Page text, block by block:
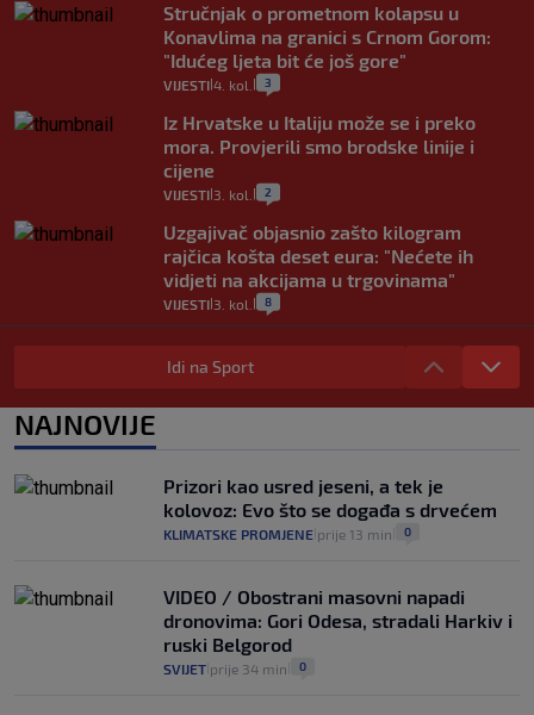
Stručnjak o prometnom kolapsu u
Konavlima na granici s Crnom Gorom:
"Idućeg ljeta bit će još gore"
VIJESTI 4. kol. 3
Iz Hrvatske u Italiju može se i preko
mora. Provjerili smo brodske linije i
cijene
VIJESTI 3. kol. 2
Uzgajivač objasnio zašto kilogram
rajčica košta deset eura: "Nećete ih
vidjeti na akcijama u trgovinama"
VIJESTI 3. kol. 8
Selidba je jedno od stresnijih iskustava.
Evo aktualnih cijena i nekoliko savjeta
0
automobilom na Hvar iz Zagreba, a
koliko iz Osijeka
14
Idi na Sport
NAJNOVIJE
Prizori kao usred jeseni, a tek je
kolovoz: Evo što se događa s drvećem
KLIMATSKE PROMJENE prije 13 min 0
VIDEO / Obostrani masovni napadi
dronovima: Gori Odesa, stradali Harkiv i
ruski Belgorod
SVIJET prije 34 min 0